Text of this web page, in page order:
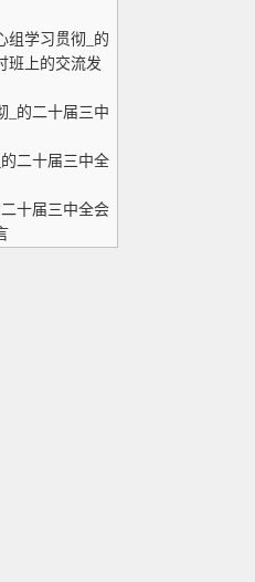
组学习贯彻_的
班上的交流发
_的二十届三中
二十届三中全
十届三中全会